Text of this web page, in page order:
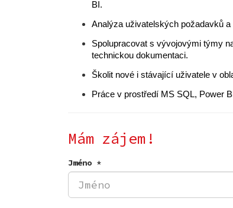
BI.
Analýza uživatelských požadavků
Spolupracovat s vývojovými týmy
technickou dokumentaci.
Školit nové i stávající uživatele v
Práce v prostředí MS SQL, Power
Mám zájem!
Jméno *